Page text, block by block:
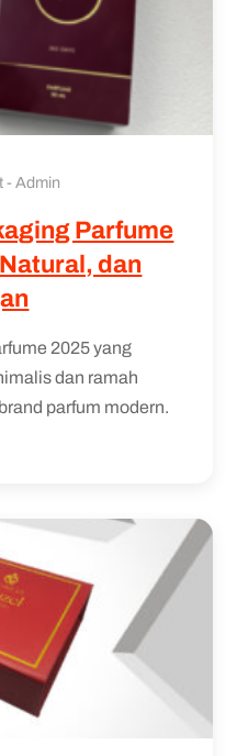
- Admin
Parfume
dan
2025 yang
dan ramah
parfum modern.